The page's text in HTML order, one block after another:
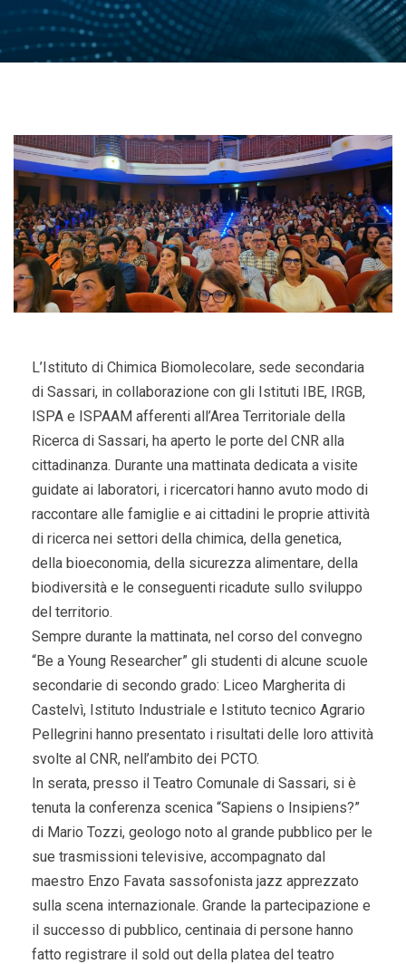
L’Istituto di Chimica Biomolecolare, sede secondaria
di Sassari, in collaborazione con gli Istituti IBE, IRGB,
ISPA e ISPAAM afferenti all’Area Territoriale della
Ricerca di Sassari, ha aperto le porte del CNR alla
cittadinanza. Durante una mattinata dedicata a visite
guidate ai laboratori, i ricercatori hanno avuto modo di
raccontare alle famiglie e ai cittadini le proprie attività
di ricerca nei settori della chimica, della genetica,
della bioeconomia, della sicurezza alimentare, della
biodiversità e le conseguenti ricadute sullo sviluppo
del territorio.
Sempre durante la mattinata, nel corso del convegno
“Be a Young Researcher” gli studenti di alcune scuole
secondarie di secondo grado: Liceo Margherita di
Castelvì, Istituto Industriale e Istituto tecnico Agrario
Pellegrini hanno presentato i risultati delle loro attività
svolte al CNR, nell’ambito dei PCTO.
In serata, presso il Teatro Comunale di Sassari, si è
tenuta la conferenza scenica “Sapiens o Insipiens?”
di Mario Tozzi, geologo noto al grande pubblico per le
sue trasmissioni televisive, accompagnato dal
maestro Enzo Favata sassofonista jazz apprezzato
sulla scena internazionale. Grande la partecipazione e
il successo di pubblico, centinaia di persone hanno
fatto registrare il sold out della platea del teatro